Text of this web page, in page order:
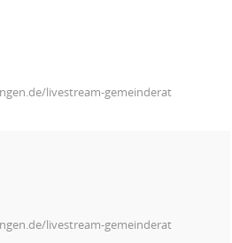
livestream-gemeinderat
livestream-gemeinderat